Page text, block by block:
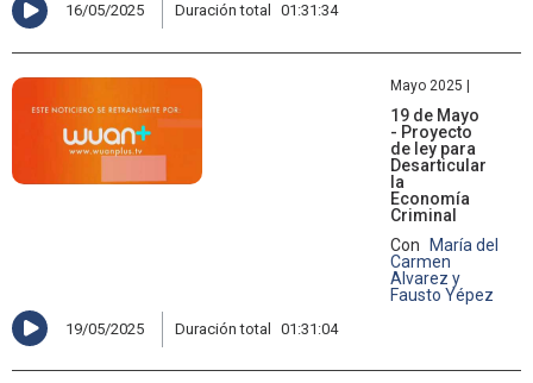
16/05/2025 Duración total 01:31:34
Mayo 2025 |
19 de Mayo
- Proyecto
de ley para
Desarticular
la
Economía
Criminal
Con
María del
Carmen
Alvarez y
Fausto Yépez
19/05/2025 Duración total 01:31:04